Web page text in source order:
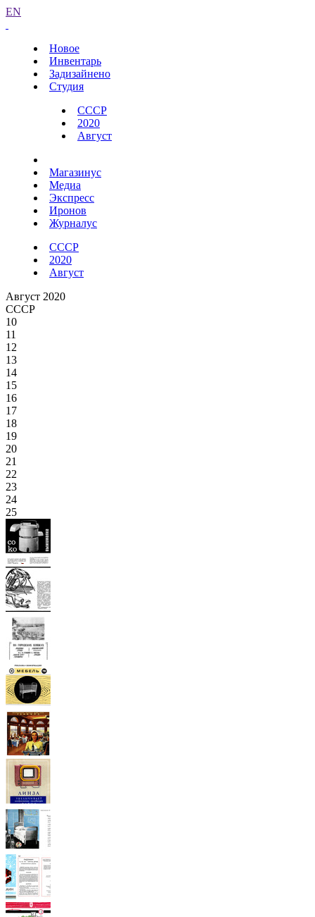
EN
Новое
Инвентарь
Задизайнено
Студия
СССР
2020
Август
Магазинус
Медиа
Экспресс
Иронов
Журналус
СССР
2020
Август
Август 2020
СССР
10
11
12
13
14
15
16
17
18
19
20
21
22
23
24
25